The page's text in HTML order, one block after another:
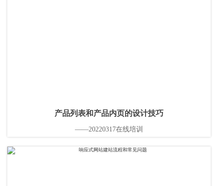
产品列表和产品内页的设计技巧
——20220317在线培训